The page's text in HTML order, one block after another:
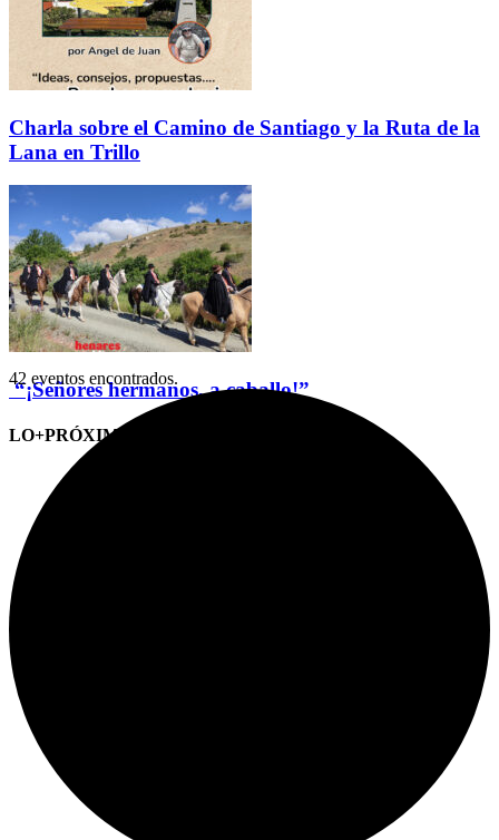
Charla sobre el Camino de Santiago y la Ruta de la
Lana en Trillo
“¡Señores hermanos, a caballo!”
LO+PRÓXIMO (CITAS)
42 eventos encontrados.